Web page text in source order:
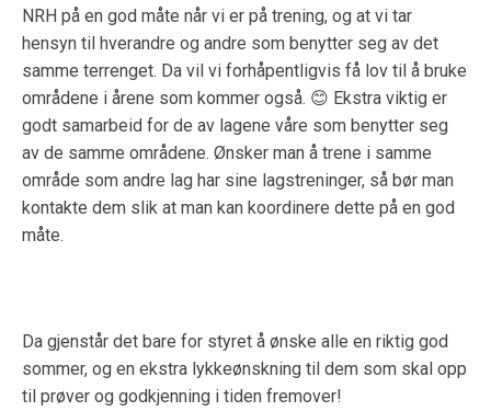
NRH på en god måte når vi er på trening, og at vi tar
hensyn til hverandre og andre som benytter seg av det
samme terrenget. Da vil vi forhåpentligvis få lov til å bruke
områdene i årene som kommer også. 😊 Ekstra viktig er
godt samarbeid for de av lagene våre som benytter seg
av de samme områdene. Ønsker man å trene i samme
område som andre lag har sine lagstreninger, så bør man
kontakte dem slik at man kan koordinere dette på en god
måte.
Da gjenstår det bare for styret å ønske alle en riktig god
sommer, og en ekstra lykkeønskning til dem som skal opp
til prøver og godkjenning i tiden fremover!